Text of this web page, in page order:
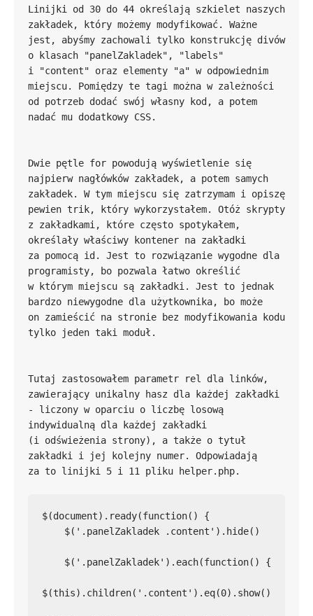
Linijki od 30 do 44 określają szkielet naszych
zakładek, który możemy modyfikować. Ważne
jest, abyśmy zachowali tylko konstrukcję divów
o klasach "panelZakladek", "labels"
i "content" oraz elementy "a" w odpowiednim
miejscu. Pomiędzy te tagi można w zależności
od potrzeb dodać swój własny kod, a potem
Dwie pętle for powodują wyświetlenie się
najpierw nagłówków zakładek, a potem samych
zakładek. W tym miejscu się zatrzymam i opiszę
pewien trik, który wykorzystałem. Otóż skrypty
z zakładkami, które często spotykałem,
określały właściwy kontener na zakładki
za pomocą id. Jest to rozwiązanie wygodne dla
programisty, bo pozwala łatwo określić
w którym miejscu są zakładki. Jest to jednak
bardzo niewygodne dla użytkownika, bo może
on zamieścić na stronie bez modyfikowania kodu
Tutaj zastosowałem parametr rel dla linków,
zawierający unikalny hasz dla każdej zakładki
- liczony w oparciu o liczbę losową
indywidualną dla każdej zakładki
(i odświeżenia strony), a także o tytuł
zakładki i jej kolejny numer. Odpowiadają
$(document).ready(function() {
$(this).children('.content').eq(0).show()